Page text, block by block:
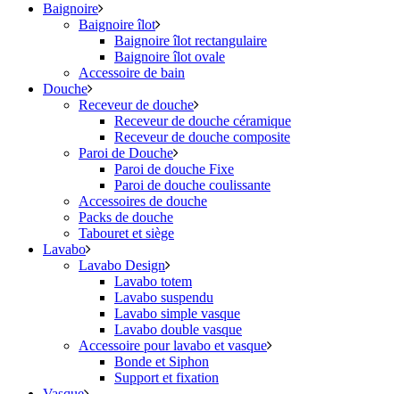
Baignoire
Baignoire îlot
Baignoire îlot rectangulaire
Baignoire îlot ovale
Accessoire de bain
Douche
Receveur de douche
Receveur de douche céramique
Receveur de douche composite
Paroi de Douche
Paroi de douche Fixe
Paroi de douche coulissante
Accessoires de douche
Packs de douche
Tabouret et siège
Lavabo
Lavabo Design
Lavabo totem
Lavabo suspendu
Lavabo simple vasque
Lavabo double vasque
Accessoire pour lavabo et vasque
Bonde et Siphon
Support et fixation